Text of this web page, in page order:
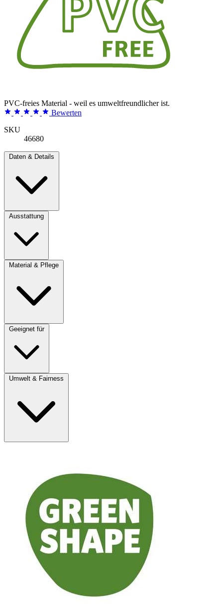
PVC-freies Material - weil es umweltfreundlicher ist.
Bewerten
SKU
46680
Daten & Details
Ausstattung
Material & Pflege
Geeignet für
Umwelt & Fairness